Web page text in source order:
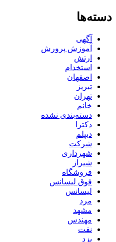
دسته‌ها
آگهی
آموزش پرورش
ارتش
استخدام
اصفهان
تبریز
تهران
خانم
دسته‌بندی نشده
دکترا
دیپلم
شرکت
شهرداری
شیراز
فروشگاه
فوق لیسانس
لیسانس
مرد
مشهد
مهندس
نفت
یزد